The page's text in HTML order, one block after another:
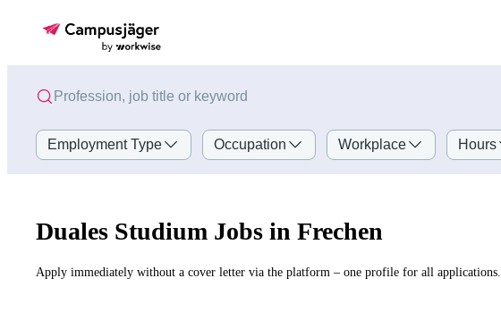
Employment Type Occupation Workplace Hours
Duales Studium Jobs in Frechen
Apply immediately without a cover letter via the platform – one profile for all applications.